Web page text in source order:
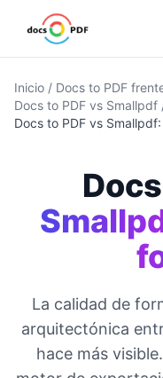
Inicio / Docs to PDF
Docs to PDF vs Smallpdf
Docs to PDF vs
La calidad de
arquitectónica
hace más